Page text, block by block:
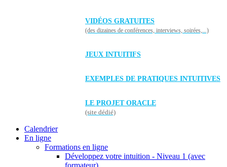
VIDÉOS GRATUITES
(des dizaines de conférences, interviews, soirées,...)
JEUX INTUITIFS
EXEMPLES DE PRATIQUES INTUITIVES
LE PROJET ORACLE
(site dédié)
Calendrier
En ligne
Formations en ligne
Développez votre intuition - Niveau 1 (avec
formateur)